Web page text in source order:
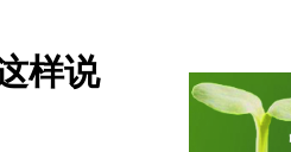
样说